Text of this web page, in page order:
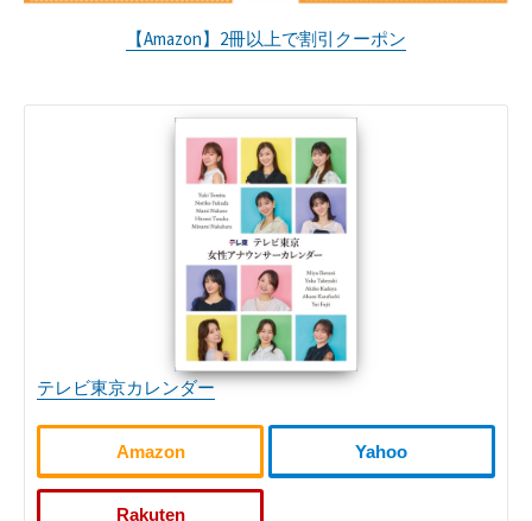
【Amazon】2冊以上で割引クーポン
テレビ東京カレンダー
Amazon Yahoo
Rakuten